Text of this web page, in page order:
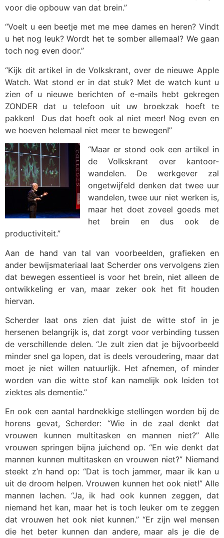
voor die opbouw van dat brein.”
“Voelt u een beetje met me mee dames en heren? Vindt
u het nog leuk? Wordt het te somber allemaal? We gaan
toch nog even door.”
“Kijk dit artikel in de Volkskrant, over de nieuwe Apple
Watch. Wat stond er in dat stuk? Met de watch kunt u
zien of u nieuwe berichten of e-mails hebt gekregen
ZONDER dat u telefoon uit uw broekzak hoeft te
pakken! Dus dat hoeft ook al niet meer! Nog even en
we hoeven helemaal niet meer te bewegen!”
“Maar er stond ook een artikel in
de Volkskrant over kantoor-
wandelen. De werkgever zal
ongetwijfeld denken dat twee uur
wandelen, twee uur niet werken is,
maar het doet zoveel goeds met
het brein en dus ook de
productiviteit.”
Aan de hand van tal van voorbeelden, grafieken en
ander bewijsmateriaal laat Scherder ons vervolgens zien
dat bewegen essentieel is voor het brein, niet alleen de
ontwikkeling er van, maar zeker ook het fit houden
hiervan.
Scherder laat ons zien dat juist de witte stof in je
hersenen belangrijk is, dat zorgt voor verbinding tussen
de verschillende delen. “Je zult zien dat je bijvoorbeeld
minder snel ga lopen, dat is deels veroudering, maar dat
moet je niet willen natuurlijk. Het afnemen, of minder
worden van die witte stof kan namelijk ook leiden tot
ziektes als dementie.”
En ook een aantal hardnekkige stellingen worden bij de
horens gevat, Scherder: “Wie in de zaal denkt dat
vrouwen kunnen multitasken en mannen niet?” Alle
vrouwen springen bijna juichend op. “En wie denkt dat
mannen kunnen multitasken en vrouwen niet?” Niemand
steekt z’n hand op: “Dat is toch jammer, maar ik kan u
uit de droom helpen. Vrouwen kunnen het ook niet!” Alle
mannen lachen. “Ja, ik had ook kunnen zeggen, dat
niemand het kan, maar het is toch leuker om te zeggen
dat vrouwen het ook niet kunnen.” “Er zijn wel mensen
die het beter kunnen dan andere, maar als je die de